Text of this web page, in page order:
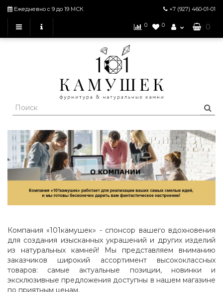
Ежедневно с 9 до 19 МСК +7 (927) 460-01-01
0 0 : 0
Компания «101камушек» - спонсор вашего вдохновения
для создания изысканных украшений и других изделий
из натуральных камней! Мы представляем вниманию
заказчиков широкий ассортимент высококлассных
товаров: самые актуальные позиции, новинки и
эксклюзивные предложения доступны в нашем магазине
по приятным ценам.